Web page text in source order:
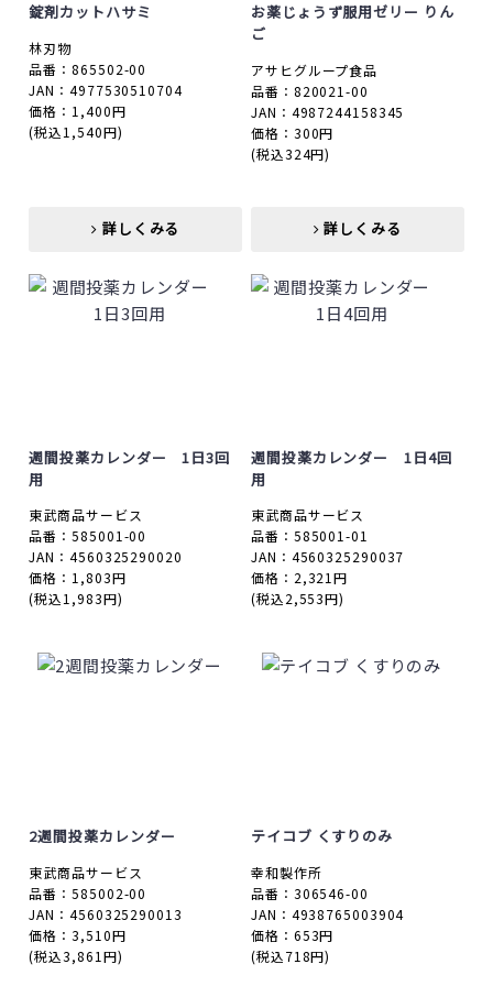
詳しくみる 詳しくみる
錠剤カットハサミ
林刃物
品番：865502-00
JAN：4977530510704
価格：1,400円
(税込1,540円)
詳しくみる
お薬じょうず服用ゼリー りん
ご
アサヒグループ食品
品番：820021-00
JAN：4987244158345
価格：300円
(税込324円)
詳しくみる
週間投薬カレンダー 1日3回
用
東武商品サービス
品番：585001-00
JAN：4560325290020
価格：1,803円
(税込1,983円)
週間投薬カレンダー 1日4回
用
東武商品サービス
品番：585001-01
JAN：4560325290037
価格：2,321円
(税込2,553円)
2週間投薬カレンダー
東武商品サービス
品番：585002-00
JAN：4560325290013
価格：3,510円
(税込3,861円)
テイコブ くすりのみ
幸和製作所
品番：306546-00
JAN：4938765003904
価格：653円
(税込718円)